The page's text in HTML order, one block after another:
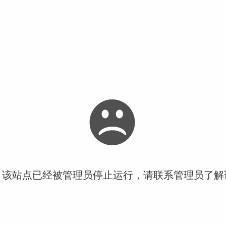
站点已经被管理员停止运行，请联系管理员了